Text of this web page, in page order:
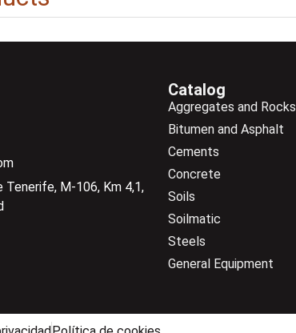
M-106, Km 4,1,
Catalog
Aggregates and Rocks
Bitumen and Asphalt
Cements
Concrete
Soils
Soilmatic
Steels
General Equipment